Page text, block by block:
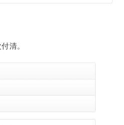
清。